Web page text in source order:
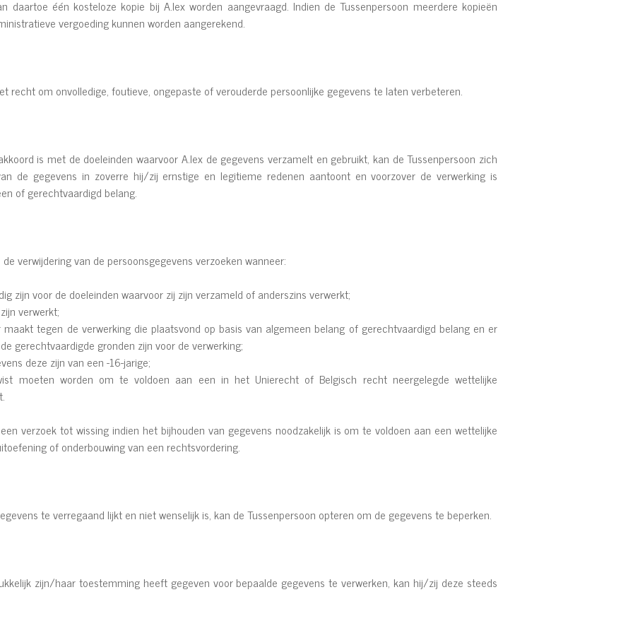
daartoe één kosteloze kopie bij A.lex worden aangevraagd. Indien de Tussenpersoon meerdere kopieën
vergoeding kunnen worden aangerekend.
recht om onvolledige, foutieve, ongepaste of verouderde persoonlijke gegevens te laten verbeteren.
is met de doeleinden waarvoor A.lex de gegevens verzamelt en gebruikt, kan de Tussenpersoon zich
de gegevens in zoverre hij/zij ernstige en legitieme redenen aantoont en voorzover de verwerking is
of gerechtvaardigd belang.
verwijdering van de persoonsgegevens verzoeken wanneer:
zijn voor de doeleinden waarvoor zij zijn verzameld of anderszins verwerkt;
verwerkt;
maakt tegen de verwerking die plaatsvond op basis van algemeen belang of gerechtvaardigd belang en er
gerechtvaardigde gronden zijn voor de verwerking;
deze zijn van een -16-jarige;
moeten worden om te voldoen aan een in het Unierecht of Belgisch recht neergelegde wettelijke
verzoek tot wissing indien het bijhouden van gegevens noodzakelijk is om te voldoen aan een wettelijke
of onderbouwing van een rechtsvordering.
te verregaand lijkt en niet wenselijk is, kan de Tussenpersoon opteren om de gegevens te beperken.
zijn/haar toestemming heeft gegeven voor bepaalde gegevens te verwerken, kan hij/zij deze steeds